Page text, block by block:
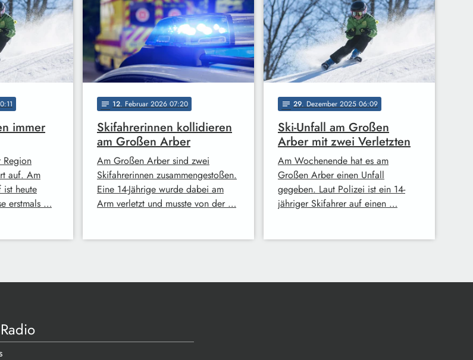
immer
auf. Am
ist heute
erstmals …
notes 12. Februar 2026 07:20
Skifahrerinnen kollidieren
am Großen Arber
Am Großen Arber sind zwei
Skifahrerinnen zusammengestoßen.
Eine 14-Jährige wurde dabei am
Arm verletzt und musste von der …
notes 29. Dezember 2025 06:09
Ski-Unfall am Großen
Arber mit zwei Verletzten
Am Wochenende hat es am
Großen Arber einen Unfall
gegeben. Laut Polizei ist ein 14-
jähriger Skifahrer auf einen …